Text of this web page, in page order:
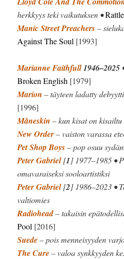
herkkyys teki vaikutuksen •
Manic Street Preachers–
Against The Soul [1993]
Marianne Faithfull1946–2025
Broken English [1979]
Marion – täyteen ladatty
[1996]
Måneskin – kun kisat on
New Order– vaiston varassa
Pet Shop Boys– pop osuu
Peter Gabriel[1] 1977–1985 •
omavaraiseksi sooloartistiksi
Peter Gabriel[2] 1986–2023 •
valtiomies
Radiohead– takaisin
Pool [2016]
Suede– pois menneisyyden
The Cure– valoa synkkyyden